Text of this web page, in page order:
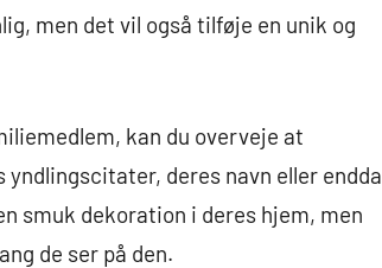
men det vil også tilføje en unik og
kan du overveje at
deres navn eller endda
smuk dekoration i deres hjem, men
de ser på den.